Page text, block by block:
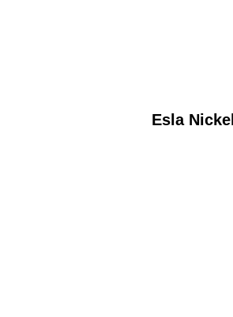
Esla